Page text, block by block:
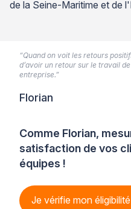
de la Seine-Maritime et de
Comme Florian,
satisfaction de vos
équipes !
Je vérifie mon éligibilité
“Quand on voit les retours
d’avoir un retour sur le travail
entreprise.”
Florian